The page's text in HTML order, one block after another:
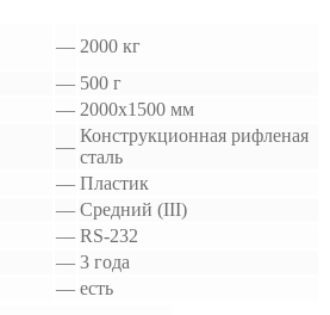
— 2000 кг
— 500 г
— 2000x1500 мм
—
Конструкционная рифленая
сталь
— Пластик
— Средний (III)
— RS-232
— 3 года
— есть